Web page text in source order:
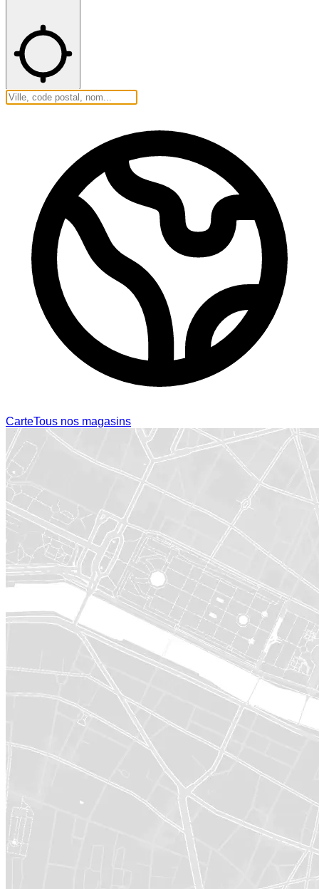
CarteTous nos magasins